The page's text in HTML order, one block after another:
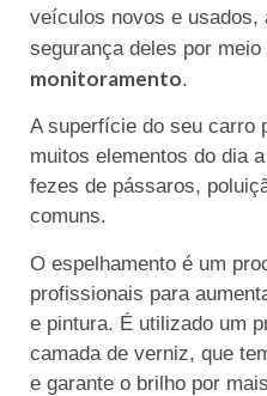
veículos novos e usados,
segurança deles por meio
monitoramento.
A superfície do seu carro
muitos elementos do dia
fezes de pássaros,
comuns.
O espelhamento é um
profissionais para
e pintura. É utilizado um
camada de verniz, que
e garante o brilho por